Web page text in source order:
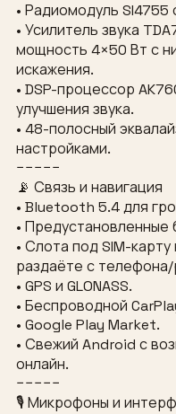
• Радиомодуль SI4755
• Усилитель звука
мощность 4×50 Вт с
искажения.
• DSP-процессор
улучшения звука.
• 48-полосный
настройками.
−−−−−
📡 Связь и навигация
• Bluetooth 5.4 для
•
• Слота под SIM-
раздаёте с
• GPS и GLONASS.
• Беспроводной
• Google Play Market.
• Свежий Android с
онлайн.
−−−−−
🎙 Микрофоны и